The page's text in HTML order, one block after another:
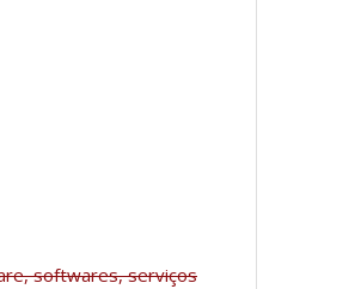
softwares, serviços